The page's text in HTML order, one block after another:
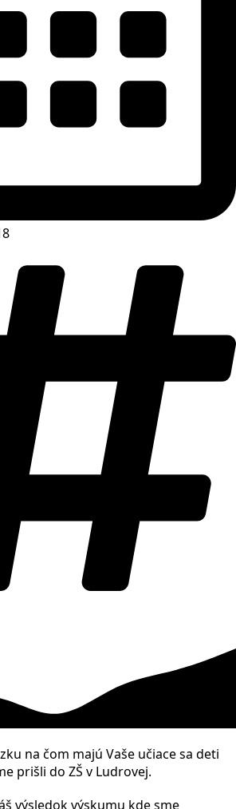
na čom majú Vaše učiace sa deti
prišli do ZŠ v Ludrovej.
výsledok výskumu kde sme